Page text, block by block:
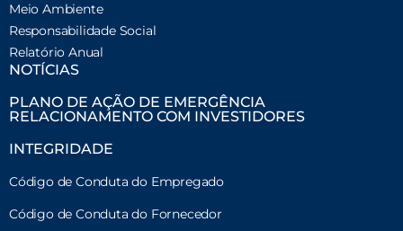
Meio Ambiente
Responsabilidade Social
Relatório Anual
NOTÍCIAS
PLANO DE AÇÃO DE EMERGÊNCIA
RELACIONAMENTO COM INVESTIDORES
INTEGRIDADE
Código de Conduta do Empregado
Código de Conduta do Fornecedor